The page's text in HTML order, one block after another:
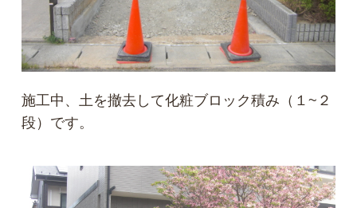
施工中、土を撤去して化粧ブロック積み（１~２
段）です。